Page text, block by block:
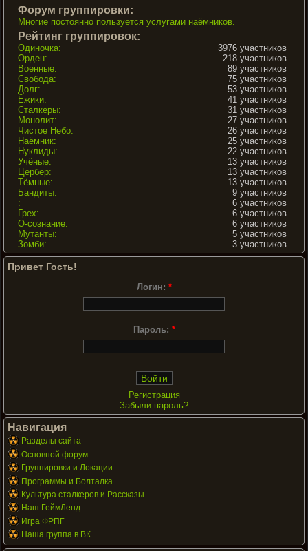
Форум группировки:
Многие постоянно пользуется услугами наёмников.
Рейтинг группировок:
Одиночка:
3976 участников
Орден:
218 участников
Военные:
89 участников
Свобода:
75 участников
Долг:
53 участников
Ёжики:
41 участников
Сталкеры:
31 участников
Монолит:
27 участников
Чистое Небо:
26 участников
Наёмник:
25 участников
Нуклиды:
22 участников
Учёные:
13 участников
Цербер:
13 участников
Тёмные:
13 участников
Бандиты:
9 участников
:
6 участников
Грех:
6 участников
О-сознание:
6 участников
Мутанты:
5 участников
Зомби:
3 участников
Привет Гость!
Логин: *
Пароль: *
Регистрация
Забыли пароль?
Навигация
Разделы сайта
Основной форум
Группировки и Локации
Программы и Болталка
Культура сталкеров и Рассказы
Наш ГеймЛенд
Игра ФРПГ
Наша группа в ВК